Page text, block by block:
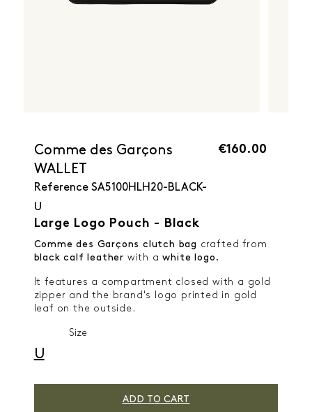
Comme des Garçons
WALLET
Reference SA5100HLH20-BLACK-
U
Large Logo Pouch - Black
€160.00
Comme des Garçons clutch bag crafted from
black calf leather with awhite logo.
It features a compartment closed with a gold
zipper and the brand's logo printed in gold
leaf on the outside.
Size
U
ADD TO CART